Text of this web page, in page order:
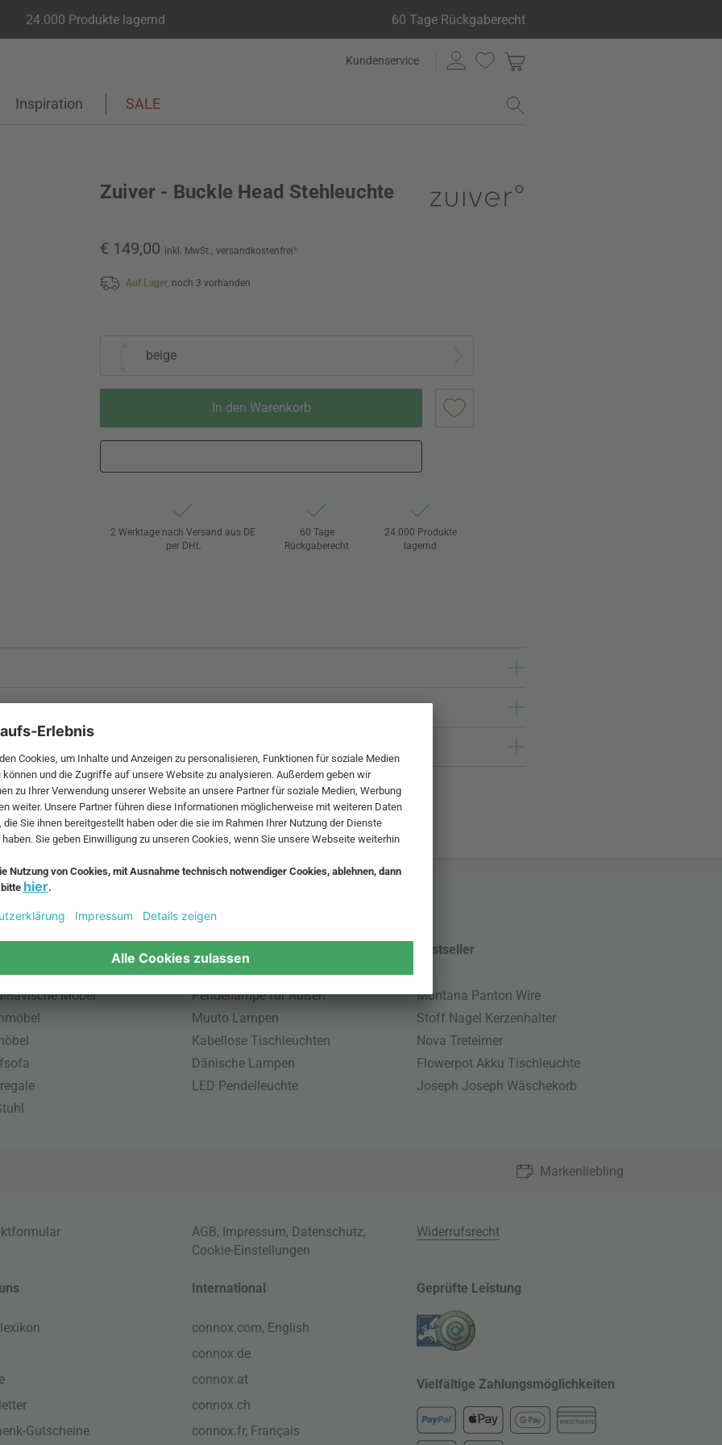
24.000 Produkte lagernd 60 Tage Rückgaberecht
Kundenservice
Inspiration SALE
Zuiver - Buckle Head Stehleuchte
€ 149,00 inkl. MwSt., versandkostenfrei*
Auf Lager, noch 3 vorhanden
beige
In den Warenkorb
2 Werktage nach Versand aus DE
per DHL
60 Tage
Rückgaberecht
24.000 Produkte
lagernd
und zzgl.
Möbel
Beliebte Leuchten
Pendellampe für Außen
Muuto Lampen
Kabellose Tischleuchten
Dänische Lampen
LED Pendelleuchte
Bestseller
Montana Panton Wire
Stoff Nagel Kerzenhalter
Nova Treteimer
Flowerpot Akku Tischleuchte
Joseph Joseph Wäschekorb
Markenliebling
AGB, Impressum, Datenschutz,
Cookie-Einstellungen
Widerrufsrecht
Gutscheine
International
connox.com, English
connox.de
connox.at
connox.ch
connox.fr, Français
Geprüfte Leistung
Vielfältige Zahlungsmöglichkeiten
KREDITKARTE